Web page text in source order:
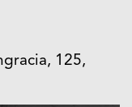
125,